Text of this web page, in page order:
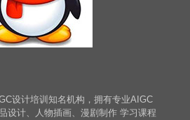
设计培训知名机构，拥有专业AIGC
设计、人物插画、漫剧制作 学习课程